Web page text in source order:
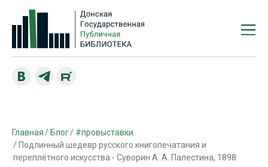
Главная Блог
#провыставки
Подлинный шедевр русского книгопечатания и
переплётного искусства - Суворин А. А. Палестина, 1898